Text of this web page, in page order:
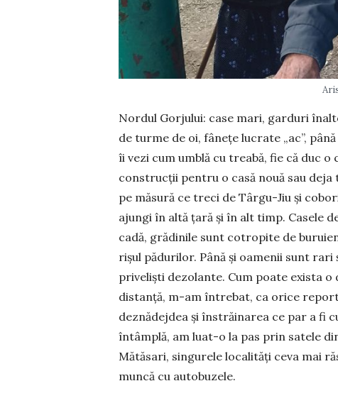
Nordul Gorjului: case mari, garduri
de turme de oi, fânețe lucrate „ac”,
îi vezi cum umblă cu treabă, fie că duc
construc­ții pentru o casă nouă sau
pe măsură ce treci de Târgu-Jiu și
ajungi în altă țară și în alt timp. Casele
cadă, grădinile sunt cotropite de
rișul pădurilor. Până și oamenii sunt
priveliști de­zolante. Cum poate exista
distanță, m-am întrebat, ca orice
deznădejdea și înstrăinarea ce par a fi
întâmplă, am luat-o la pas prin satele
Mătăsari, singu­rele locali­tăți ceva mai
muncă cu autobuzele.